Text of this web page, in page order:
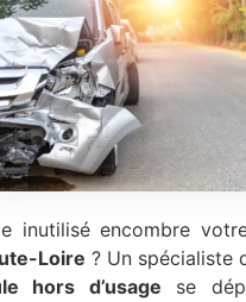
inutilisé encombre
Loire ? Un spécialiste
hors d’usage se